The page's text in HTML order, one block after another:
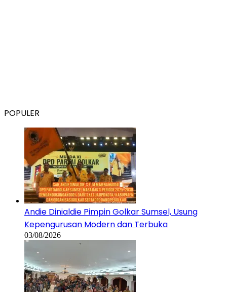
POPULER
Andie Dinialdie Pimpin Golkar Sumsel, Usung
Kepengurusan Modern dan Terbuka
03/08/2026